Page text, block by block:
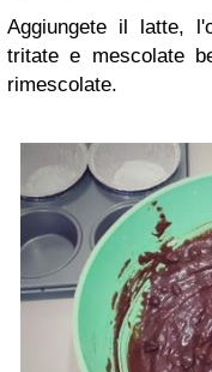
Aggiungete il latte,
tritate e mescolate
rimescolate.